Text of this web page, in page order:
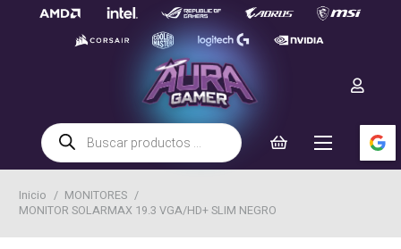
Búsqueda
de
productos
Inicio / MONITORES /
MONITOR SOLARMAX 19.3 VGA/HD+ SLIM NEGRO